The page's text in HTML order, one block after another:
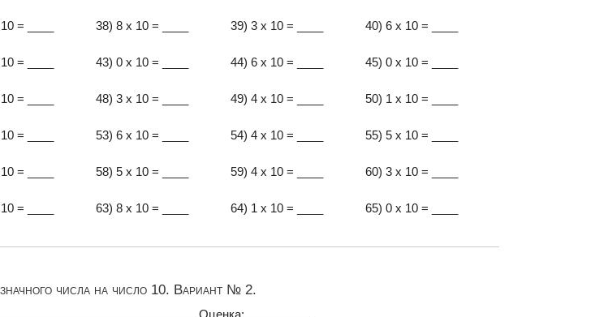
= ____ 38) 8 x 10 = ____ 39) 3 x 10 = ____ 40) 6 x 10 = ____
= ____ 43) 0 x 10 = ____ 44) 6 x 10 = ____ 45) 0 x 10 = ____
= ____ 48) 3 x 10 = ____ 49) 4 x 10 = ____ 50) 1 x 10 = ____
= ____ 53) 6 x 10 = ____ 54) 4 x 10 = ____ 55) 5 x 10 = ____
= ____ 58) 5 x 10 = ____ 59) 4 x 10 = ____ 60) 3 x 10 = ____
= ____ 63) 8 x 10 = ____ 64) 1 x 10 = ____ 65) 0 x 10 = ____
числа на число 10. Вариант № 2.
Оценка:__________